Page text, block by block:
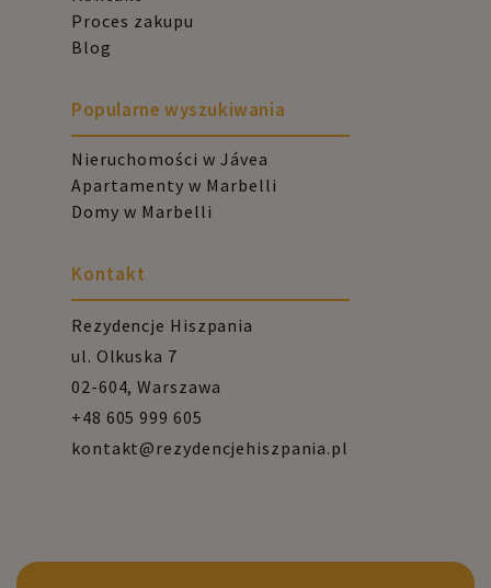
Proces zakupu
Blog
Popularne wyszukiwania
Nieruchomości w Jávea
Apartamenty w Marbelli
Domy w Marbelli
Kontakt
Rezydencje Hiszpania
ul. Olkuska 7
02-604, Warszawa
+48 605 999 605
kontakt@rezydencjehiszpania.pl